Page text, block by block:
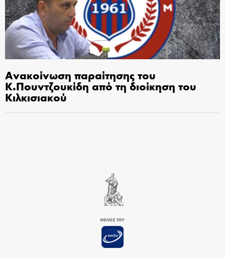
Ανακοίνωση παραίτησης του
Κ.Πουντζουκίδη από τη διοίκηση του
Κιλκισιακού